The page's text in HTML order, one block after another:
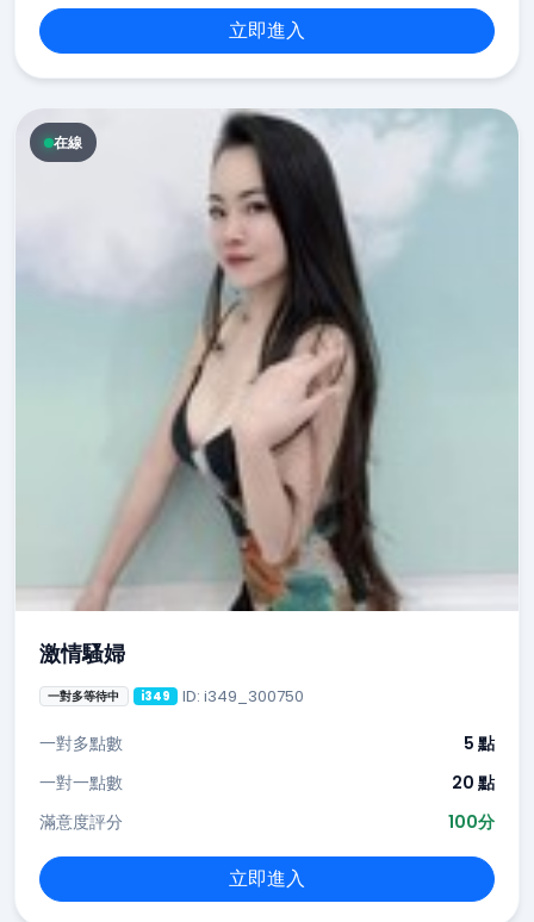
立即進入
在線
激情騷婦
一對多等待中 i349 ID: i349_300750
一對多點數
5 點
一對一點數
20 點
滿意度評分
100分
立即進入